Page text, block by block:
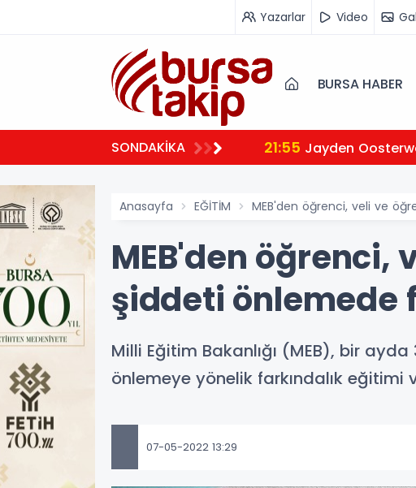
Yazarlar Video
BURSA HABER
SONDAKİKA 21:55 Jayden
Anasayfa EĞİTİM MEB'den öğrenci, veli ve
MEB'den öğrenci,
şiddeti önlemede
Milli Eğitim Bakanlığı (MEB), bir
önlemeye yönelik farkındalık eğitimi
07-05-2022 13:29